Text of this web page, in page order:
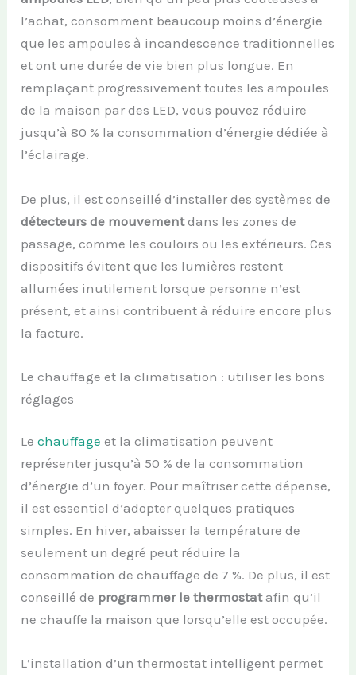
l’achat, consomment beaucoup moins d’énergie
que les ampoules à incandescence traditionnelles
et ont une durée de vie bien plus longue. En
remplaçant progressivement toutes les ampoules
de la maison par des LED, vous pouvez réduire
jusqu’à 80 % la consommation d’énergie dédiée à
l’éclairage.
De plus, il est conseillé d’installer des systèmes de
détecteurs de mouvementdans les zones de
passage, comme les couloirs ou les extérieurs. Ces
dispositifs évitent que les lumières restent
allumées inutilement lorsque personne n’est
présent, et ainsi contribuent à réduire encore plus
la facture.
Le chauffage et la climatisation : utiliser les bons
réglages
Lechauffage et la climatisation peuvent
représenter jusqu’à 50 % de la consommation
d’énergie d’un foyer. Pour maîtriser cette dépense,
il est essentiel d’adopter quelques pratiques
simples. En hiver, abaisser la température de
seulement un degré peut réduire la
consommation de chauffage de 7 %. De plus, il est
conseillé de programmer le thermostatafin qu’il
ne chauffe la maison que lorsqu’elle est occupée.
L’installation d’un thermostat intelligent permet